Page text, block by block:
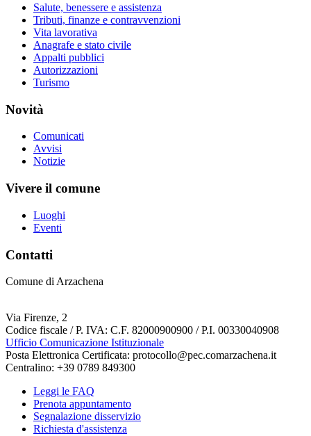
Salute, benessere e assistenza
Tributi, finanze e contravvenzioni
Vita lavorativa
Anagrafe e stato civile
Appalti pubblici
Autorizzazioni
Turismo
Novità
Comunicati
Avvisi
Notizie
Vivere il comune
Luoghi
Eventi
Contatti
Comune di Arzachena
Via Firenze, 2
Codice fiscale / P. IVA: C.F. 82000900900 / P.I. 00330040908
Ufficio Comunicazione Istituzionale
Posta Elettronica Certificata: protocollo@pec.comarzachena.it
Centralino: +39 0789 849300
Leggi le FAQ
Prenota appuntamento
Segnalazione disservizio
Richiesta d'assistenza